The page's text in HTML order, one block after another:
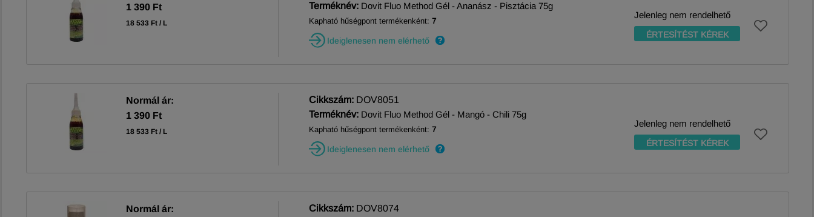
1 390 Ft
18 533 Ft / L
Terméknév: Dovit Fluo Method Gél - Ananász - Pisztácia 75g
Kapható hűségpont termékenként: 7
Ideiglenesen nem elérhető
Jelenleg nem rendelhető
ÉRTESÍTÉST KÉREK
Normál ár:
1 390 Ft
18 533 Ft / L
Cikkszám: DOV8051
Terméknév: Dovit Fluo Method Gél - Mangó - Chili 75g
Kapható hűségpont termékenként: 7
Ideiglenesen nem elérhető
Jelenleg nem rendelhető
ÉRTESÍTÉST KÉREK
Normál ár:
Cikkszám: DOV8074